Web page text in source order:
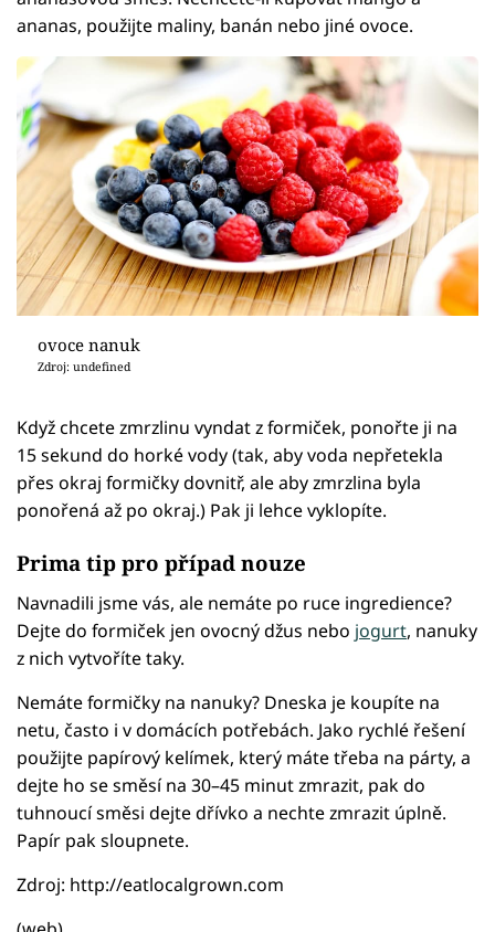
ananas, použijte maliny, banán nebo jiné ovoce.
ovoce nanuk
Zdroj: undefined
Když chcete zmrzlinu vyndat z formiček, ponořte ji na
15 sekund do horké vody (tak, aby voda nepřetekla
přes okraj formičky dovnitř, ale aby zmrzlina byla
ponořená až po okraj.) Pak ji lehce vyklopíte.
Prima tip pro případ nouze
Navnadili jsme vás, ale nemáte po ruce ingredience?
Dejte do formiček jen ovocný džus nebo jogurt, nanuky
z nich vytvoříte taky.
Nemáte formičky na nanuky? Dneska je koupíte na
netu, často i v domácích potřebách. Jako rychlé řešení
použijte papírový kelímek, který máte třeba na párty, a
dejte ho se směsí na 30–45 minut zmrazit, pak do
tuhnoucí směsi dejte dřívko a nechte zmrazit úplně.
Papír pak sloupnete.
Zdroj: http://eatlocalgrown.com